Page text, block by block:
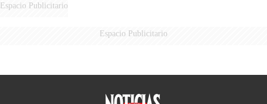
Espacio Publicitario
Espacio Publicitario